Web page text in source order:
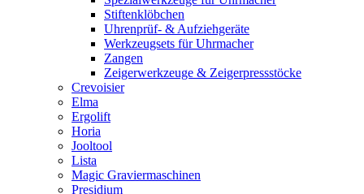
Stiftenklöbchen
Uhrenprüf- & Aufziehgeräte
Werkzeugsets für Uhrmacher
Zangen
Zeigerwerkzeuge & Zeigerpressstöcke
Crevoisier
Elma
Ergolift
Horia
Jooltool
Lista
Magic Graviermaschinen
Presidium